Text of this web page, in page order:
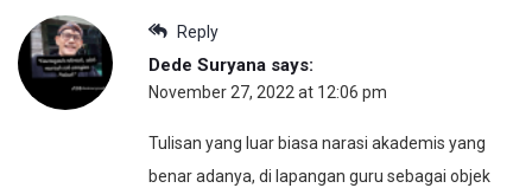
Reply
Dede Suryana says:
November 27, 2022 at 12:06 pm
Tulisan yang luar biasa narasi akademis yang
benar adanya, di lapangan guru sebagai objek